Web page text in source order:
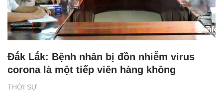
THỜI SỰ
Đắk Lắk: Bệnh nhân bị đồn nhiễm virus
corona là một tiếp viên hàng không